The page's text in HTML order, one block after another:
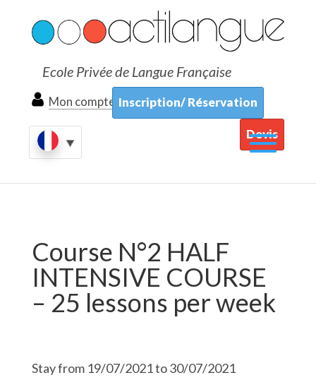
Ecole Privée de Langue Française
Mon compte Inscription/ Réservation
Devis
Course N°2 HALF
INTENSIVE COURSE
– 25 lessons per week
Stay from 19/07/2021 to 30/07/2021